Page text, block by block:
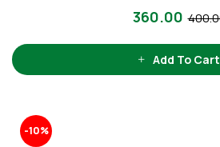
360.00
Add To Cart
-10%